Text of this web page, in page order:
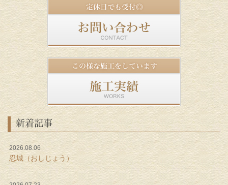
新着記事
2026.08.06
忍城（おしじょう）